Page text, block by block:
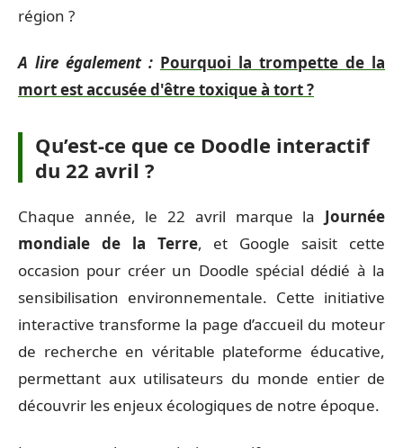
région ?
A lire également : Pourquoi la trompette de la
mort est accusée d'être toxique à tort ?
Qu’est-ce que ce Doodle interactif
du 22 avril ?
Chaque année, le 22 avril marque la Journée
mondiale de la Terre, et Google saisit cette
occasion pour créer un Doodle spécial dédié à la
sensibilisation environnementale. Cette initiative
interactive transforme la page d’accueil du moteur
de recherche en véritable plateforme éducative,
permettant aux utilisateurs du monde entier de
découvrir les enjeux écologiques de notre époque.